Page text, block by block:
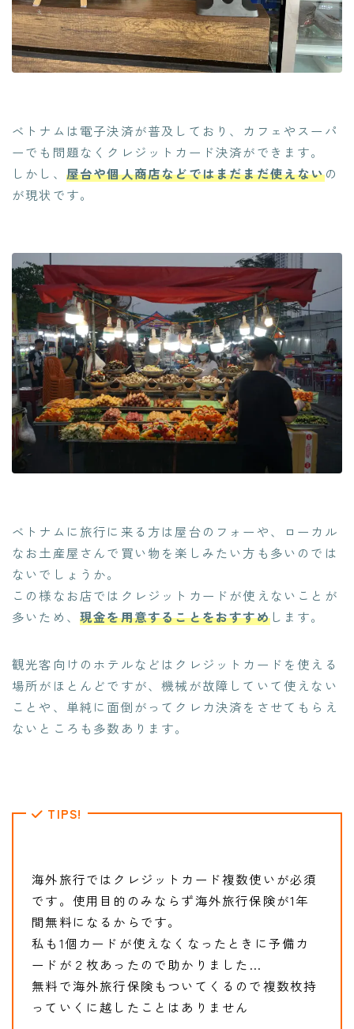
ベトナムは電子決済が普及しており、カフェやスーパ
ーでも問題なくクレジットカード決済ができます。
しかし、 屋台や個人商店などではまだまだ使えないの
が現状です。
ベトナムに旅行に来る方は屋台のフォーや、ローカル
なお土産屋さんで買い物を楽しみたい方も多いのでは
ないでしょうか。
この様なお店ではクレジットカードが使えないことが
多いため、 現金を用意することをおすすめします。
観光客向けのホテルなどはクレジットカードを使える
場所がほとんどですが、機械が故障していて使えない
ことや、単純に面倒がってクレカ決済をさせてもらえ
ないところも多数あります。
TIPS!
海外旅行ではクレジットカード複数使いが必須
です。使用目的のみならず海外旅行保険が1年
間無料になるからです。
私も1個カードが使えなくなったときに予備カ
ードが２枚あったので助かりました…
無料で海外旅行保険もついてくるので複数枚持
っていくに越したことはありません